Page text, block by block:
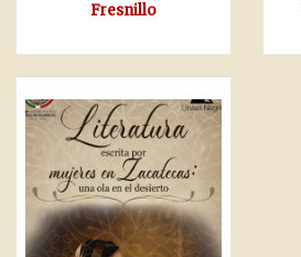
Fresnillo